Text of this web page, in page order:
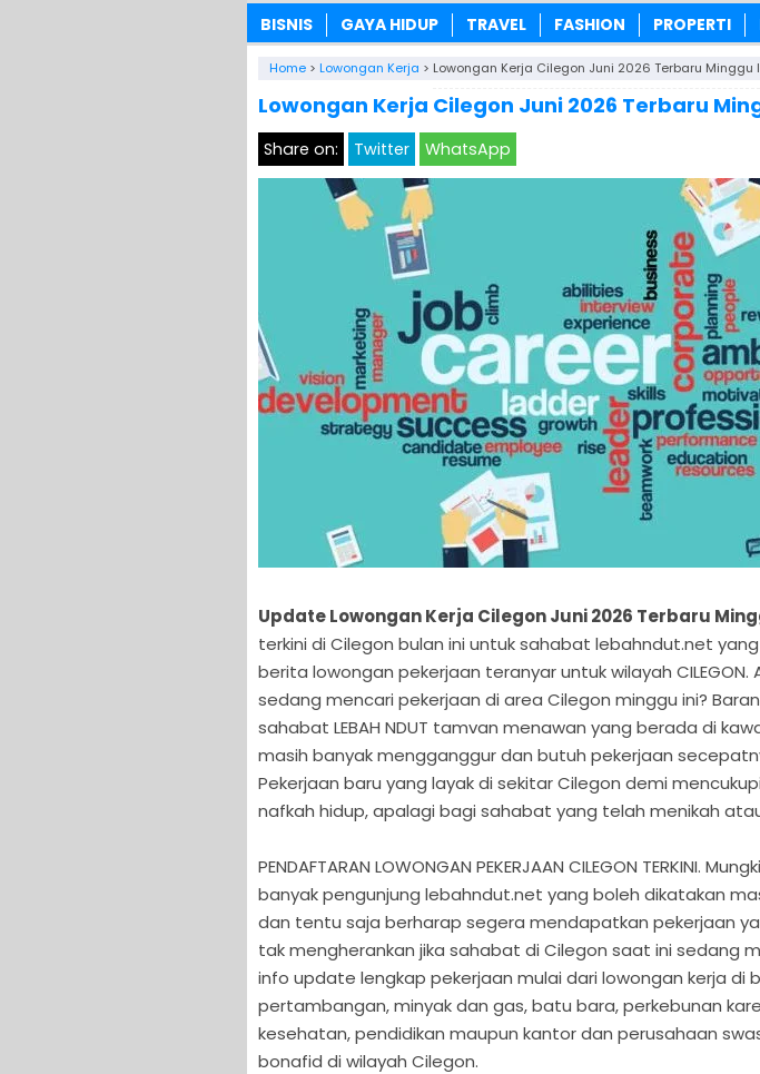
BISNIS GAYA HIDUP TRAVEL FASHION PROPERTI
Home > Lowongan Kerja > Lowongan Kerja Cilegon Juni 2026 Terbaru Minggu
Lowongan Kerja Cilegon Juni 2026 Terbaru
Share on: Twitter WhatsApp
Update Lowongan Kerja Cilegon Juni 2026 Terbaru
terkini di Cilegon bulan ini untuk sahabat lebahndut.net
berita lowongan pekerjaan teranyar untuk wilayah CILEGON.
sedang mencari pekerjaan di area Cilegon minggu ini?
sahabat LEBAH NDUT tamvan menawan yang berada di
masih banyak mengganggur dan butuh pekerjaan
Pekerjaan baru yang layak di sekitar Cilegon demi
nafkah hidup, apalagi bagi sahabat yang telah menikah
PENDAFTARAN LOWONGAN PEKERJAAN CILEGON TERKINI.
banyak pengunjung lebahndut.net yang boleh dikatakan
dan tentu saja berharap segera mendapatkan pekerjaan
tak mengherankan jika sahabat di Cilegon saat ini sedang
info update lengkap pekerjaan mulai dari lowongan kerja di
pertambangan, minyak dan gas, batu bara, perkebunan
kesehatan, pendidikan maupun kantor dan perusahaan
bonafid di wilayah Cilegon.